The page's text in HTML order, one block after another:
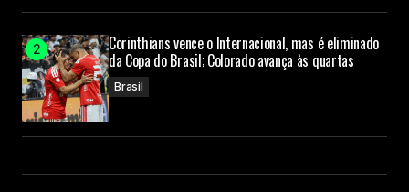
Corinthians vence o Internacional, mas é eliminado
da Copa do Brasil; Colorado avança às quartas
Brasil